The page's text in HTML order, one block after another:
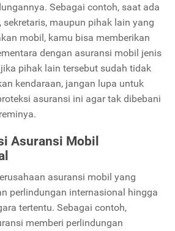
Sebagai contoh, saat ada
sekretaris, maupun pihak lain yang
mobil, kamu bisa memberikan
dengan asuransi mobil jenis
pihak lain tersebut sudah tidak
kendaraan, jangan lupa untuk
asuransi ini agar tak dibebani
Asuransi Mobil
asuransi mobil yang
perlindungan internasional hingga
tertentu. Sebagai contoh,
memberi perlindungan